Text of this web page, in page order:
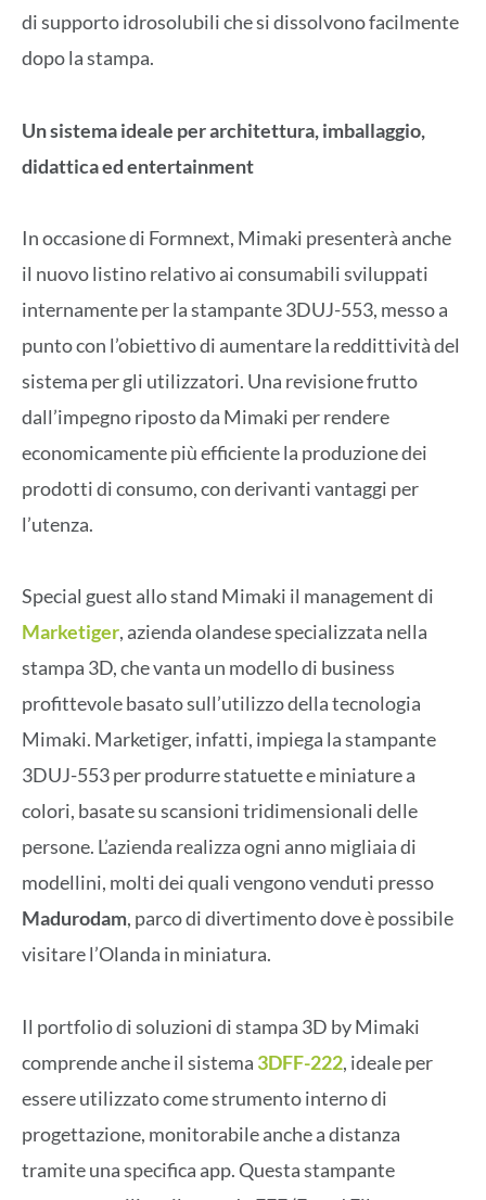
di supporto idrosolubili che si dissolvono facilmente
dopo la stampa.
Un sistema ideale per architettura, imballaggio,
didattica ed entertainment
In occasione di Formnext, Mimaki presenterà anche
il nuovo listino relativo ai consumabili sviluppati
internamente per la stampante 3DUJ-553, messo a
punto con l’obiettivo di aumentare la reddittività del
sistema per gli utilizzatori. Una revisione frutto
dall’impegno riposto da Mimaki per rendere
economicamente più efficiente la produzione dei
prodotti di consumo, con derivanti vantaggi per
l’utenza.
Special guest allo stand Mimaki il management di
Marketiger, azienda olandese specializzata nella
stampa 3D, che vanta un modello di business
profittevole basato sull’utilizzo della tecnologia
Mimaki. Marketiger, infatti, impiega la stampante
3DUJ-553 per produrre statuette e miniature a
colori, basate su scansioni tridimensionali delle
persone. L’azienda realizza ogni anno migliaia di
modellini, molti dei quali vengono venduti presso
Madurodam, parco di divertimento dove è possibile
visitare l’Olanda in miniatura.
Il portfolio di soluzioni di stampa 3D by Mimaki
comprende anche il sistema 3DFF-222, ideale per
essere utilizzato come strumento interno di
progettazione, monitorabile anche a distanza
tramite una specifica app. Questa stampante